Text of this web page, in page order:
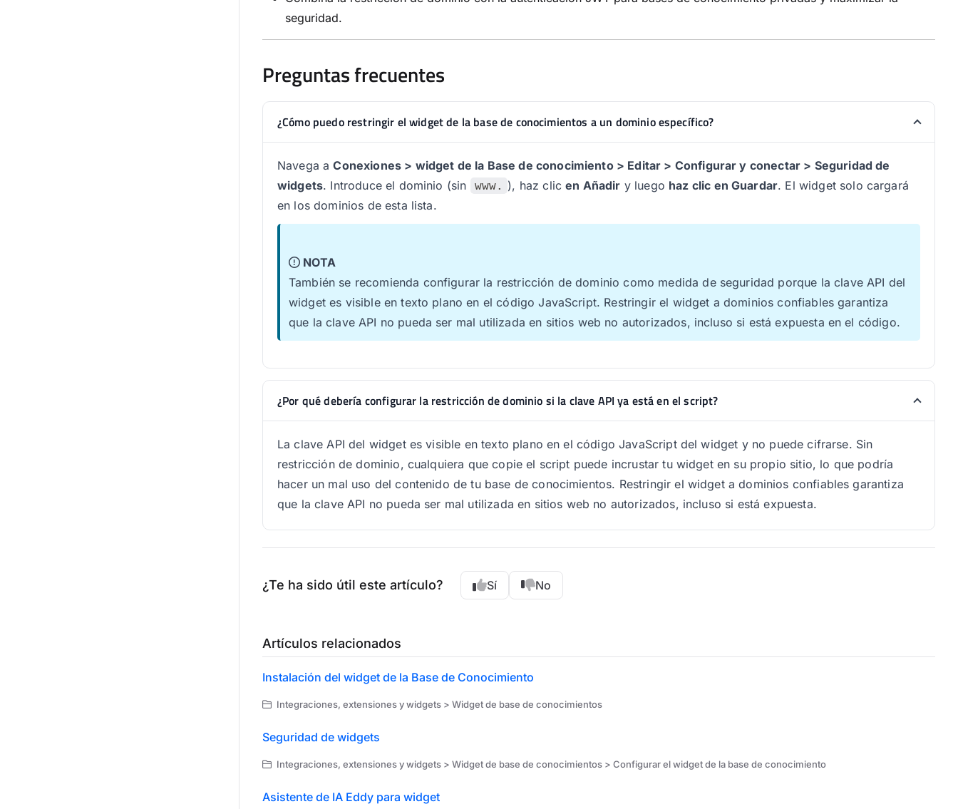
seguridad.
Preguntas frecuentes
¿Cómo puedo restringir el widget de la base de conocimientos a un dominio específico?
Navega aConexiones > widget de la Base de conocimiento > Editar > Configurar y conectar > Seguridad de
widgets. Introduce el dominio (sin www. ), haz clicen Añadir y luego haz clic en Guardar. El widget solo cargará
en los dominios de esta lista.
NOTA
También se recomienda configurar la restricción de dominio como medida de seguridad porque la clave API del
widget es visible en texto plano en el código JavaScript. Restringir el widget a dominios confiables garantiza
que la clave API no pueda ser mal utilizada en sitios web no autorizados, incluso si está expuesta en el código.
¿Por qué debería configurar la restricción de dominio si la clave API ya está en el script?
La clave API del widget es visible en texto plano en el código JavaScript del widget y no puede cifrarse. Sin
restricción de dominio, cualquiera que copie el script puede incrustar tu widget en su propio sitio, lo que podría
hacer un mal uso del contenido de tu base de conocimientos. Restringir el widget a dominios confiables garantiza
que la clave API no pueda ser mal utilizada en sitios web no autorizados, incluso si está expuesta.
¿Te ha sido útil este artículo? Sí No
Artículos relacionados
Instalación del widget de la Base de Conocimiento
Integraciones, extensiones y widgets > Widget de base de conocimientos
Seguridad de widgets
Integraciones, extensiones y widgets > Widget de base de conocimientos > Configurar el widget de la base de conocimiento
Asistente de IA Eddy para widget